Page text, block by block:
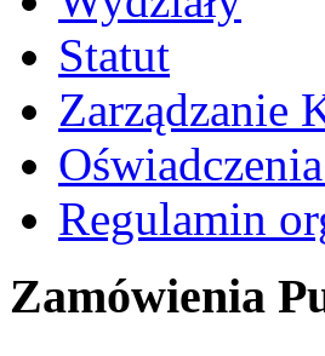
Statut
Zarządzanie
Regulamin
Zamówienia